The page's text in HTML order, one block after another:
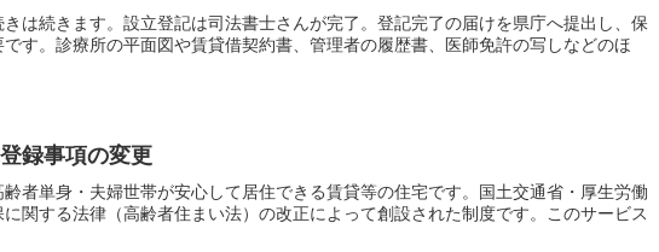
は続きます。設立登記は司法書士さんが完了。登記完了の届けを県庁へ提出し、保
す。診療所の平面図や賃貸借契約書、管理者の履歴書、医師免許の写しなどのほ
録事項の変更
者単身・夫婦世帯が安心して居住できる賃貸等の住宅です。国土交通省・厚生労働
関する法律（高齢者住まい法）の改正によって創設された制度です。このサービス